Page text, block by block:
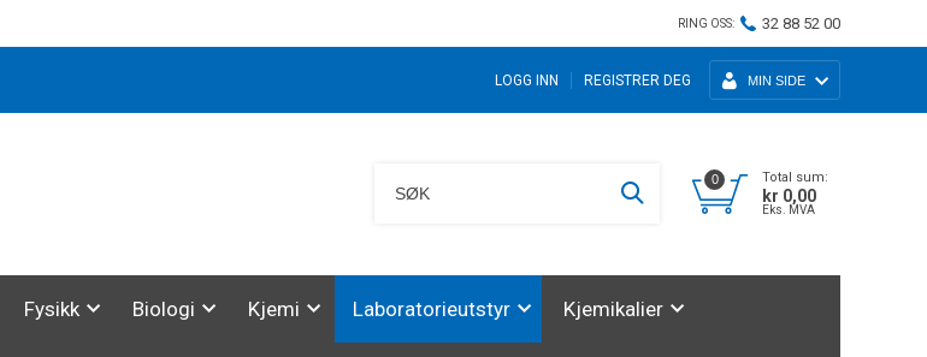
RING OSS: 32 88 52 00
MIN SIDE
LOGG INN REGISTRER DEG
0 Total sum:
kr 0,00
Eks. MVA
Fysikk Biologi Kjemi Laboratorieutstyr Kjemikalier